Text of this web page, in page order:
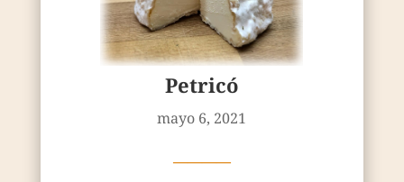
Petricó
mayo 6, 2021
————